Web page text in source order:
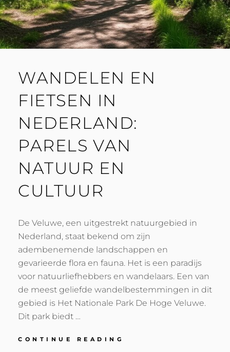
WANDELEN EN
FIETSEN IN
NEDERLAND:
PARELS VAN
NATUUR EN
CULTUUR
De Veluwe, een uitgestrekt natuurgebied in
Nederland, staat bekend om zijn
adembenemende landschappen en
gevarieerde flora en fauna. Het is een paradijs
voor natuurliefhebbers en wandelaars. Een van
de meest geliefde wandelbestemmingen in dit
gebied is Het Nationale Park De Hoge Veluwe.
Dit park biedt …
CONTINUE READING